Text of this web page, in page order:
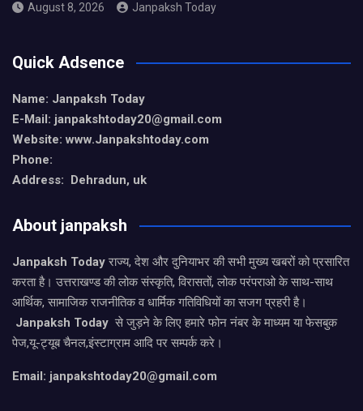
August 8, 2026 Janpaksh Today
Quick Adsence
Name: Janpaksh Today
E-Mail: janpakshtoday20@gmail.com
Website: www.Janpakshtoday.com
Phone:
Address: Dehradun, uk
About janpaksh
Janpaksh Todayराज्य, देश और दुनियाभर की सभी मुख्य खबरों को प्रसारित
करता है। उत्तराखण्ड की लोक संस्कृति, विरासतों, लोक परंपराओ के साथ-साथ
आर्थिक, सामाजिक राजनीतिक व धार्मिक गतिविधियों का सजग प्रहरी है।
Janpaksh Today से जुड़ने के लिए हमारे फोन नंबर के माध्यम या फेसबुक
पेज,यू-ट्यूब चैनल,इंस्टाग्राम आदि पर सम्पर्क करे।
Email: janpakshtoday20@gmail.com